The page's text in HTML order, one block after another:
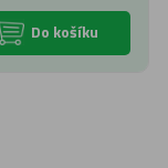
Do košíku